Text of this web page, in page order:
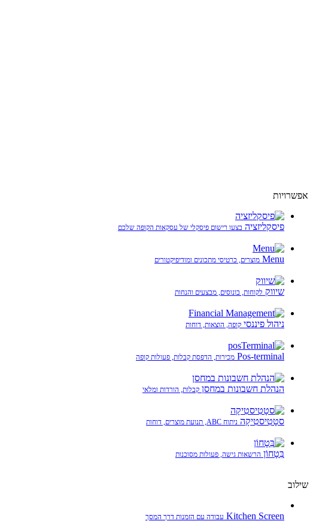
אפשרויות
פיסקליזציה בצעו רישום פיסקלי של עסקאות הקופה שלכם
Menu מוצרים, כרטיסי מתכונים ומודיפיקטורים
שיווק לקוחות, בונוסים, מבצעים והנחות
ניהול פיננסי קופה, הוצאות, דוחות
Pos-terminal מכירות, הדפסת קבלות, פעולות קופה
הנהלת חשבונות במחסן קבלות, הורדות ומלאי
סטָטִיסטִיקָה ניתוח ABC, תנועת מוצרים, דוחות
בִּטָחוֹן הרשאות גישה, פעולות מסוכנות
שילוב
Kitchen Screen עבודה עם הזמנות דרך המסך